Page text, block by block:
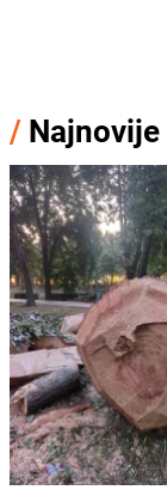
/ Najnovije